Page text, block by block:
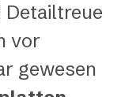
Detailtreue
vor
gewesen